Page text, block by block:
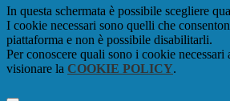
In questa schermata è possibile scegliere
I cookie necessari sono quelli che
piattaforma e non è possibile disabilitarli.
Per conoscere quali sono i cookie
visionare la COOKIE POLICY.